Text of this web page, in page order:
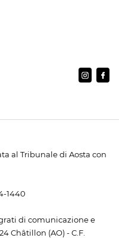
al Tribunale di Aosta con
1440
di comunicazione e
Châtillon (AO) - C.F.